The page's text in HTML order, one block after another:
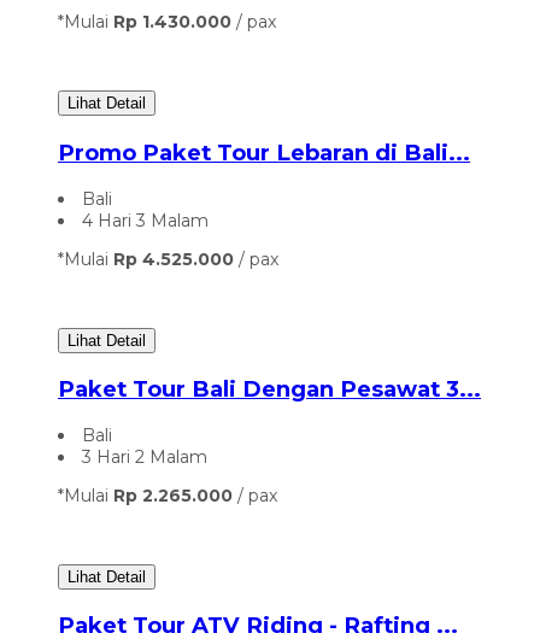
*Mulai Rp 1.430.000 / pax
Lihat Detail
Promo Paket Tour Lebaran di Bali...
Bali
4 Hari 3 Malam
*Mulai Rp 4.525.000 / pax
Lihat Detail
Paket Tour Bali Dengan Pesawat 3...
Bali
3 Hari 2 Malam
*Mulai Rp 2.265.000 / pax
Lihat Detail
Paket Tour ATV Riding - Rafting ...